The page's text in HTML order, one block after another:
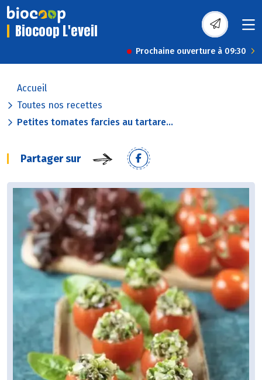
Biocoop L'eveil
Prochaine ouverture à 09:30
Accueil
Toutes nos recettes
Petites tomates farcies au tartare...
Partager sur